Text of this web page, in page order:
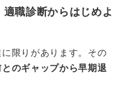
職診断からはじめよ
限りがあります。その
とのギャップから早期退